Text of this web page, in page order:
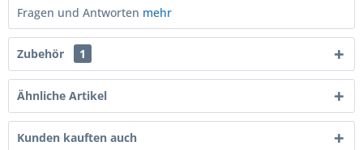
Fragen und Antworten mehr
Zubehör 1
Ähnliche Artikel
Kunden kauften auch